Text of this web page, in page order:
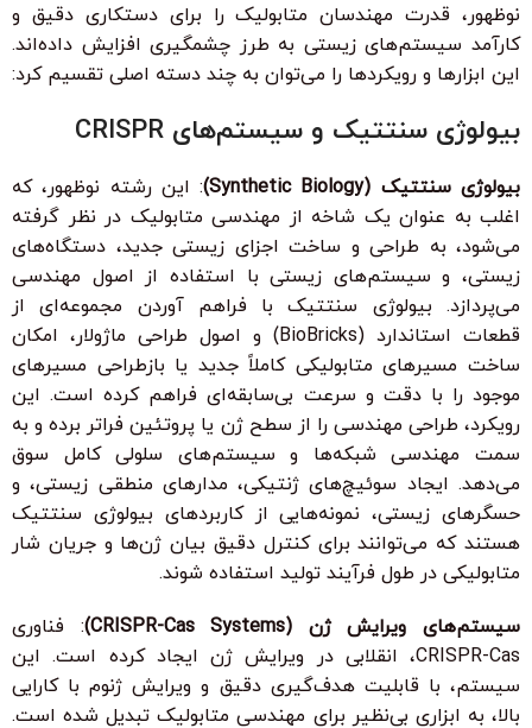
نوظهور، قدرت مهندسان متابولیک را برای دستکاری دقیق و
کارآمد سیستم‌های زیستی به طرز چشمگیری افزایش داده‌اند.
این ابزارها و رویکردها را می‌توان به چند دسته اصلی تقسیم کرد:
بیولوژی سنتتیک و سیستم‌های CRISPR
بیولوژی سنتتیک (Synthetic Biology)
: این رشته نوظهور، که
اغلب به عنوان یک شاخه از مهندسی متابولیک در نظر گرفته
می‌شود، به طراحی و ساخت اجزای زیستی جدید، دستگاه‌های
زیستی، و سیستم‌های زیستی با استفاده از اصول مهندسی
می‌پردازد. بیولوژی سنتتیک با فراهم آوردن مجموعه‌ای از
قطعات استاندارد (BioBricks) و اصول طراحی ماژولار، امکان
ساخت مسیرهای متابولیکی کاملاً جدید یا بازطراحی مسیرهای
موجود را با دقت و سرعت بی‌سابقه‌ای فراهم کرده است. این
رویکرد، طراحی مهندسی را از سطح ژن یا پروتئین فراتر برده و به
سمت مهندسی شبکه‌ها و سیستم‌های سلولی کامل سوق
می‌دهد. ایجاد سوئیچ‌های ژنتیکی، مدارهای منطقی زیستی، و
حسگرهای زیستی، نمونه‌هایی از کاربردهای بیولوژی سنتتیک
هستند که می‌توانند برای کنترل دقیق بیان ژن‌ها و جریان شار
متابولیکی در طول فرآیند تولید استفاده شوند.
سیستم‌های ویرایش ژن (CRISPR-Cas Systems)
: فناوری
CRISPR-Cas، انقلابی در ویرایش ژن ایجاد کرده است. این
سیستم، با قابلیت هدف‌گیری دقیق و ویرایش ژنوم با کارایی
بالا، به ابزاری بی‌نظیر برای مهندسی متابولیک تبدیل شده است.